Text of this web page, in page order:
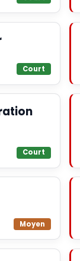
Court
Court
Moyen